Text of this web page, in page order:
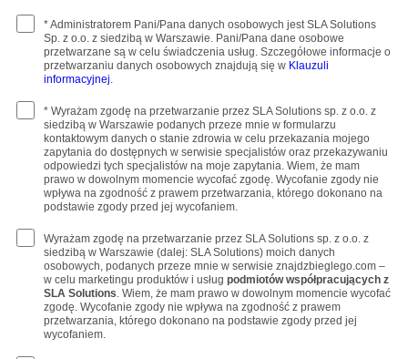
* Administratorem Pani/Pana danych osobowych jest SLA Solutions
Sp. z o.o. z siedzibą w Warszawie. Pani/Pana dane osobowe
przetwarzane są w celu świadczenia usług. Szczegółowe informacje o
przetwarzaniu danych osobowych znajdują się w Klauzuli
informacyjnej.
* Wyrażam zgodę na przetwarzanie przez SLA Solutions sp. z o.o. z
siedzibą w Warszawie podanych przeze mnie w formularzu
kontaktowym danych o stanie zdrowia w celu przekazania mojego
zapytania do dostępnych w serwisie specjalistów oraz przekazywaniu
odpowiedzi tych specjalistów na moje zapytania. Wiem, że mam
prawo w dowolnym momencie wycofać zgodę. Wycofanie zgody nie
wpływa na zgodność z prawem przetwarzania, którego dokonano na
podstawie zgody przed jej wycofaniem.
Wyrażam zgodę na przetwarzanie przez SLA Solutions sp. z o.o. z
siedzibą w Warszawie (dalej: SLA Solutions) moich danych
osobowych, podanych przeze mnie w serwisie znajdzbieglego.com –
w celu marketingu produktów i usług podmiotów współpracujących z
SLA Solutions. Wiem, że mam prawo w dowolnym momencie wycofać
zgodę. Wycofanie zgody nie wpływa na zgodność z prawem
przetwarzania, którego dokonano na podstawie zgody przed jej
wycofaniem.